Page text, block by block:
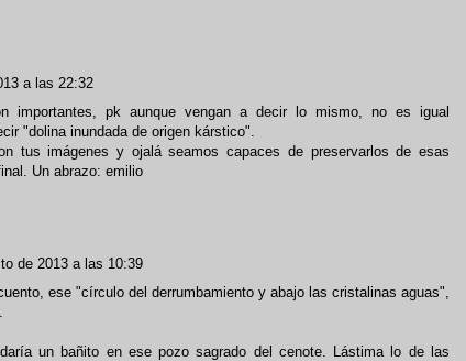
a las 22:32
importantes, pk aunque vengan a decir lo mismo, no es igual
"dolina inundada de origen kárstico".
tus imágenes y ojalá seamos capaces de preservarlos de esas
Un abrazo: emilio
de 2013 a las 10:39
ese "círculo del derrumbamiento y abajo las cristalinas aguas",
un bañito en ese pozo sagrado del cenote. Lástima lo de las